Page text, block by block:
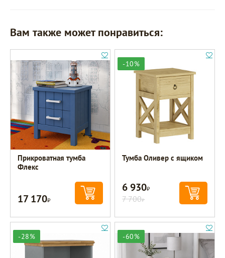
Вам также может понравиться:
Прикроватная тумба
Флекс
17 170Р
-10%
Тумба Оливер с ящиком
6 930Р
7 700Р
-28% -60%